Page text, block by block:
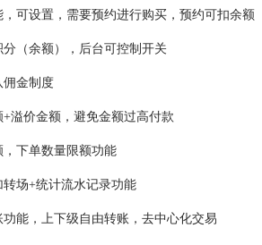
，可设置，需要预约进行购买，预约可扣余额
分（余额），后台可控制开关
佣金制度
+溢价金额，避免金额过高付款
，下单数量限额功能
转场+统计流水记录功能
功能，上下级自由转账，去中心化交易